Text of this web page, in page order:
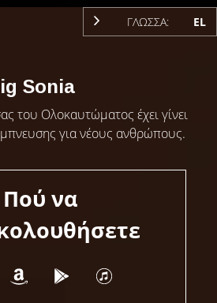
ΓΛΩΣΣΑ: EL
Sonia
του Ολοκαυτώματος έχει γίνει
για νέους ανθρώπους.
Πού να